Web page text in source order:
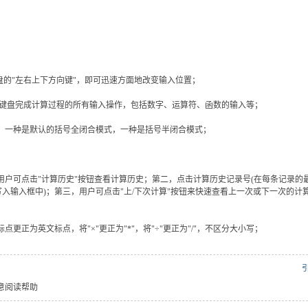
"左右上下方向键"，即可迅速方面地改变输入位置；
完成计算过程的所有输入操作，包括数字、运算符、函数的输入等；
种是默认的括号全闭合模式，一种是括号半闭合模式；
可点击"计算历史"按钮查看计算历史；第二，点击计算历史记录号(在每条记录的
输入框中)；第三，用户可点击"上/下次计算"按钮来快速查看上一次或下一次的计
更正为英文标点，将"×"更正为"*"，将"÷"更正为"/"，不区分大小写；
阅读帮助